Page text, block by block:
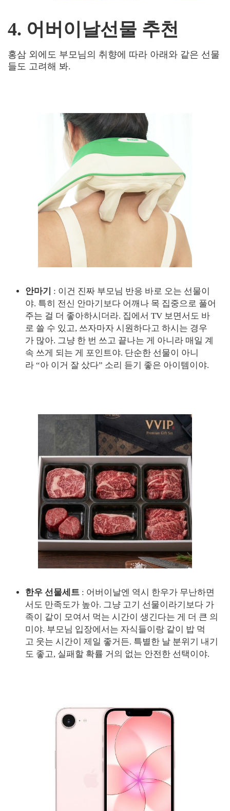
4. 어버이날선물 추천
홍삼 외에도 부모님의 취향에 따라 아래와 같은 선물
들도 고려해 봐.
안마기
: 이건 진짜 부모님 반응 바로 오는 선물이
야. 특히 전신 안마기보다 어깨나 목 집중으로 풀어
주는 걸 더 좋아하시더라. 집에서 TV 보면서도 바
로 쓸 수 있고, 쓰자마자 시원하다고 하시는 경우
가 많아. 그냥 한 번 쓰고 끝나는 게 아니라 매일 계
속 쓰게 되는 게 포인트야. 단순한 선물이 아니
라 “아 이거 잘 샀다” 소리 듣기 좋은 아이템이야.
한우 선물세트 : 어버이날엔 역시 한우가 무난하면
서도 만족도가 높아. 그냥 고기 선물이라기보다 가
족이 같이 모여서 먹는 시간이 생긴다는 게 더 큰 의
미야. 부모님 입장에서는 자식들이랑 같이 밥 먹
고 웃는 시간이 제일 좋거든. 특별한 날 분위기 내기
도 좋고, 실패할 확률 거의 없는 안전한 선택이야.